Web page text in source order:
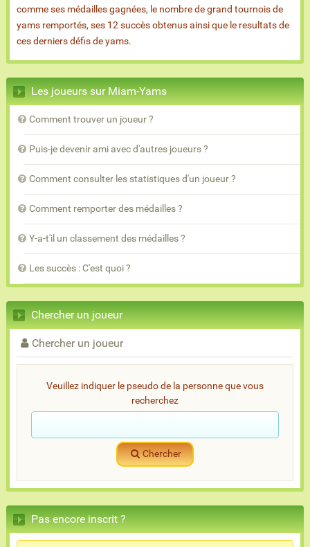
comme ses médailles gagnées, le nombre de grand tournois de
yams remportés, ses 12 succès obtenus ainsi que le resultats de
ces derniers défis de yams.
Les joueurs sur Miam-Yams
Comment trouver un joueur ?
Puis-je devenir ami avec d'autres joueurs ?
Comment consulter les statistiques d'un joueur ?
Comment remporter des médailles ?
Y-a-t'il un classement des médailles ?
Les succès : C'est quoi ?
Chercher un joueur
Chercher un joueur
Veuillez indiquer le pseudo de la personne que vous
recherchez
Chercher
Pas encore inscrit ?